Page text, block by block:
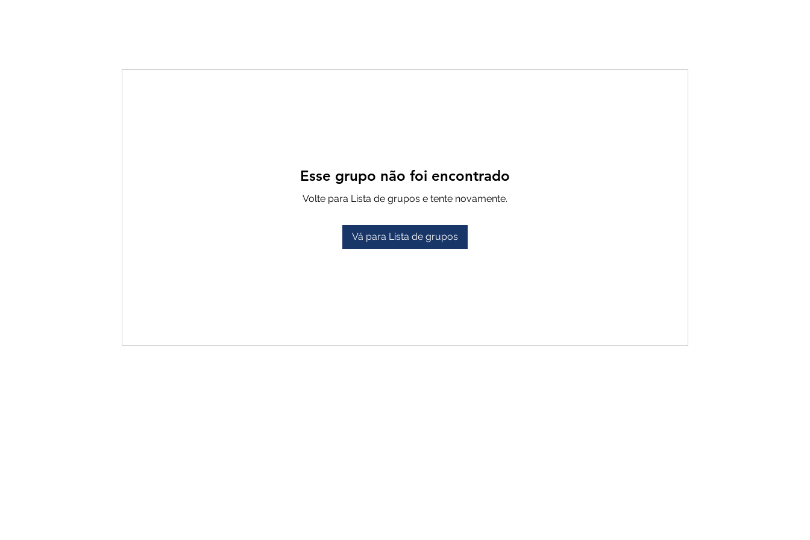
Esse grupo não foi encontrado
Volte para Lista de grupos e tente novamente.
Vá para Lista de grupos